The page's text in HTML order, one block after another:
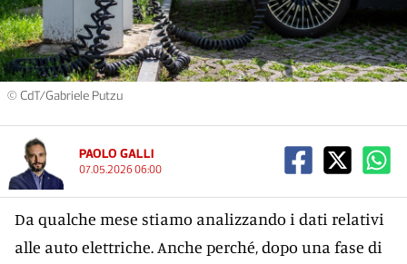
© CdT/Gabriele Putzu
PAOLO GALLI
07.05.2026 06:00
Da qualche mese stiamo analizzando i dati relativi
alle auto elettriche. Anche perché, dopo una fase di